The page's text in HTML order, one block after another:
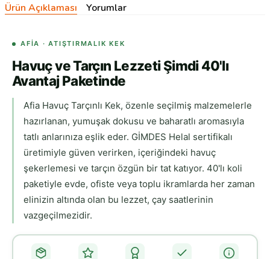
Ürün Açıklaması Yorumlar
AFIA · ATIŞTIRMALIK KEK
Havuç ve Tarçın Lezzeti Şimdi 40'lı
Avantaj Paketinde
Afia Havuç Tarçınlı Kek, özenle seçilmiş malzemelerle
hazırlanan, yumuşak dokusu ve baharatlı aromasıyla
tatlı anlarınıza eşlik eder. GİMDES Helal sertifikalı
üretimiyle güven verirken, içeriğindeki havuç
şekerlemesi ve tarçın özgün bir tat katıyor. 40'lı koli
paketiyle evde, ofiste veya toplu ikramlarda her zaman
elinizin altında olan bu lezzet, çay saatlerinin
vazgeçilmezidir.